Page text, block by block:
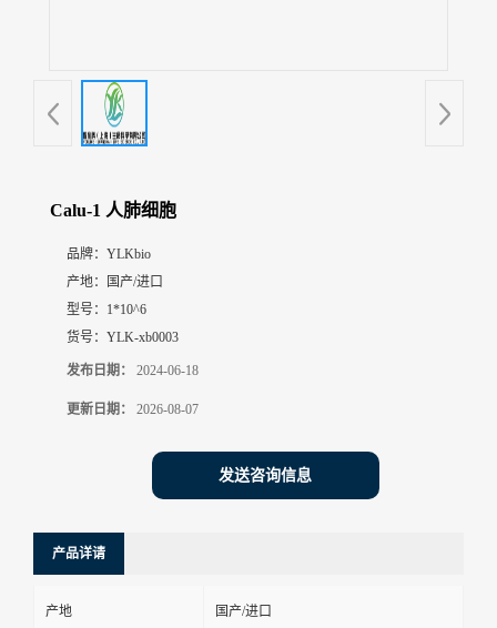
Calu-1 人肺细胞
品牌： YLKbio
产地：
国产/进口
型号： 1*10^6
货号： YLK-xb0003
发布日期： 2024-06-18
更新日期： 2026-08-07
发送咨询信息
产品详请
产地 国产/进口